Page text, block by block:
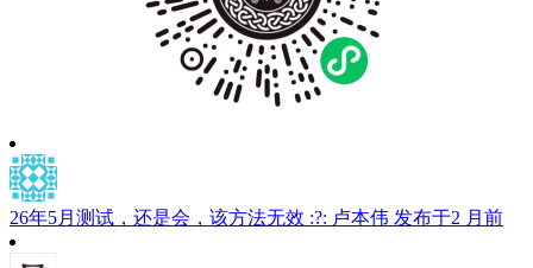
26年5月测试，还是会，该方法无效 :?: 卢本伟 发布于2 月前